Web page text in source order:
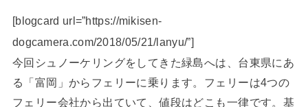
[blogcard url=”https://mikisen-
dogcamera.com/2018/05/21/lanyu/”]
今回シュノーケリングをしてきた緑島へは、台東県にあ
る「富岡」からフェリーに乗ります。フェリーは4つの
フェリー会社から出ていて、値段はどこも一律です。基